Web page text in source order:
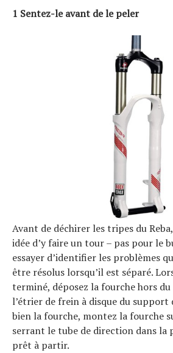
1 Sentez-le avant de le peler
Avant de déchirer les tripes du
idée d’y faire un tour – pas pour le
essayer d’identifier les problèmes
être résolus lorsqu’il est séparé.
terminé, déposez la fourche hors
l’étrier de frein à disque du support
bien la fourche, montez la fourche
serrant le tube de direction dans la
prêt à partir.